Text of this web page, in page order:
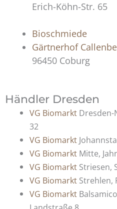
Erich-Köhn-Str. 65
Bioschmiede
Gärtnerhof
96450 Coburg
Händler Dresden
VG Biomarkt
32
VG Biomarkt
VG Biomarkt Mitte,
VG Biomarkt Striesen,
VG Biomarkt Strehlen,
VG Biomarkt